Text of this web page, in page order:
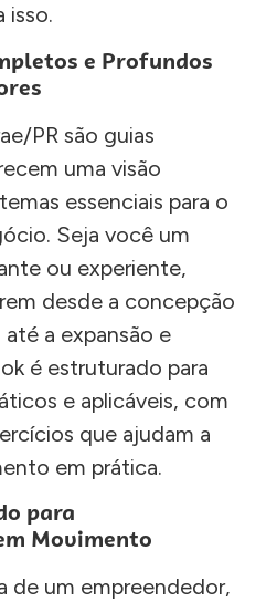
isso.
e Profundos
PR são guias
uma visão
essenciais para o
Seja você um
ou experiente,
desde a concepção
a expansão e
é estruturado para
e aplicáveis, com
que ajudam a
em prática.
para
Movimento
de um empreendedor,